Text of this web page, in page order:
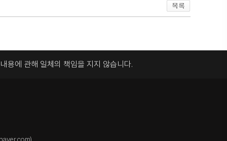
용에 관해 일체의 책임을 지지 않습니다.